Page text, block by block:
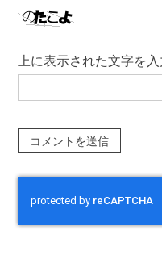
上に表示された文字を入